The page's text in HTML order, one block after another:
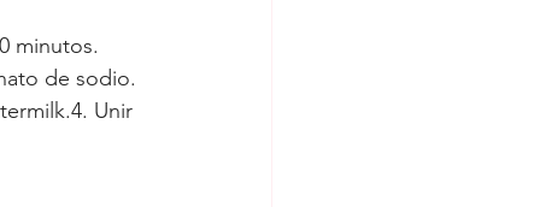
minutos.
de sodio.
Unir